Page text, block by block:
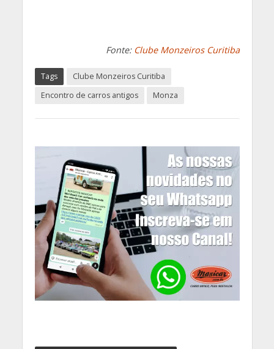
Fonte: Clube Monzeiros Curitiba
Tags
Clube Monzeiros Curitiba
Encontro de carros antigos
Monza